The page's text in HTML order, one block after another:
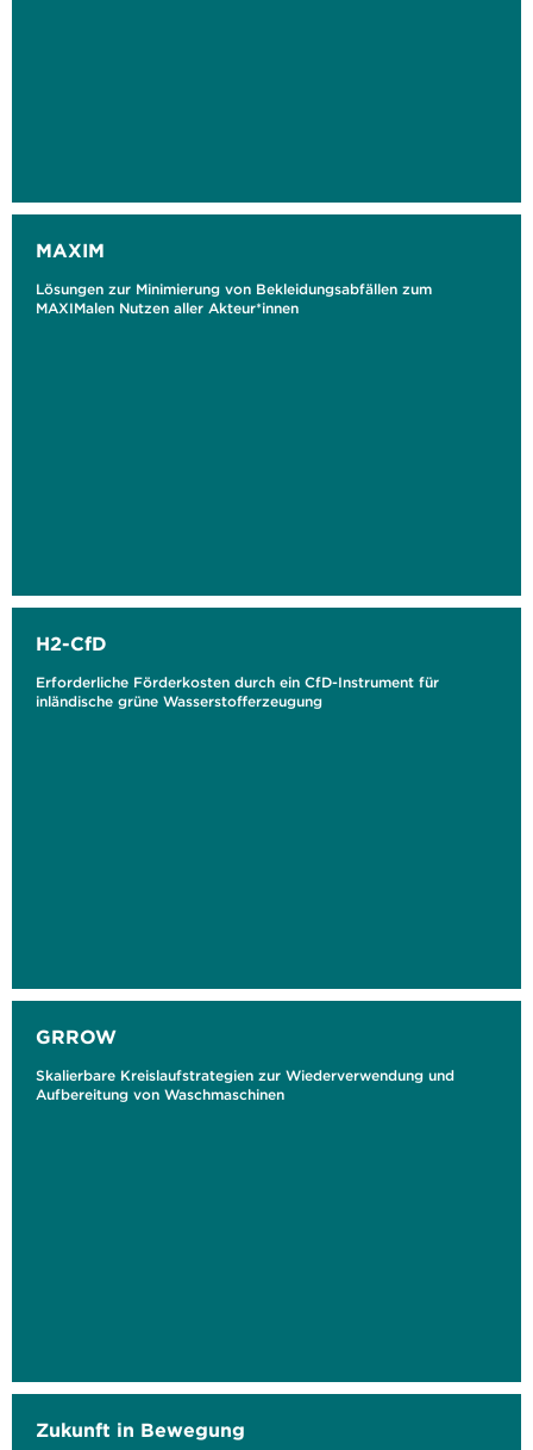
MAXIM
Lösungen zur Minimierung von Bekleidungsabfällen zum
MAXIMalen Nutzen aller Akteur*innen
H2-CfD
Erforderliche Förderkosten durch ein CfD-Instrument für
inländische grüne Wasserstofferzeugung
GRROW
Skalierbare Kreislaufstrategien zur Wiederverwendung und
Aufbereitung von Waschmaschinen
Zukunft in Bewegung